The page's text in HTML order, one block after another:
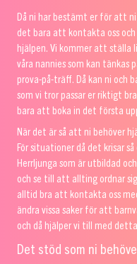
Då ni har bestämt er för att ni
det bara att kontakta oss
hjälpen. Vi kommer att
våra nannies som kan tänkas
prova-på-träff. Då kan ni och
som vi tror passar er riktigt
bara att boka in det första
När det är så att ni behöver
För situationer då det krisar
Herrljunga som är utbildad
och se till att allting ordnar
alltid bra att kontakta oss
ändra vissa saker för att
och då hjälper vi till med
Det stöd som ni